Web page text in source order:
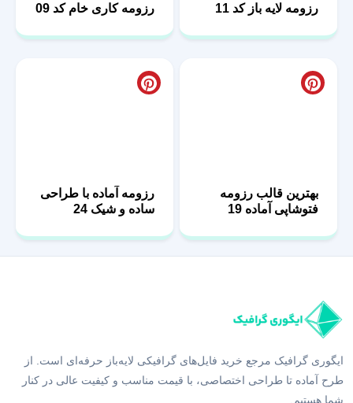
رزومه لایه باز کد 11 رزومه کاری خام کد 09
بهترین قالب رزومه
فتوشاپی آماده 19
رزومه آماده با طراحی
ساده و شیک 24
ایگوری گرافیک مرجع خرید فایل‌های گرافیکی لایه‌باز حرفه‌ای است. از
طرح آماده تا طراحی اختصاصی، با قیمت مناسب و کیفیت عالی در کنار
شما هستیم.